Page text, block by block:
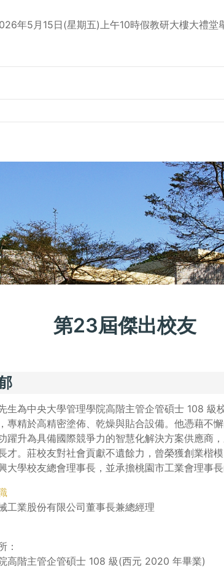
年5月15日(星期五)上午10時假教研大樓大禮堂
第23屆傑出校友
生為中央大學管理學院高階主管企管碩士 108
專精於高精密塗佈、乾燥與貼合設備。他憑藉不
躍升為具備國際競爭力的智慧化解決方案供應商
才。莊校友對社會貢獻不遺餘力，曾榮獲創業楷
大學校友總會理事長，並承擔桃園市工業會理事
工業股份有限公司董事長兼總經理
：
高階主管企管碩士 108 級(西元 2020 年畢業)